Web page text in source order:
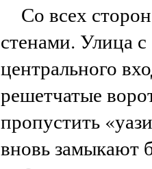
Со всех
стенами. Улица
центрального
решетчатые
пропустить
вновь замыкают